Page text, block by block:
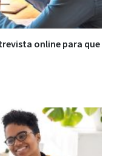
online para que